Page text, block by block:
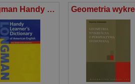
Longman Handy Learner's Dictionary of American English